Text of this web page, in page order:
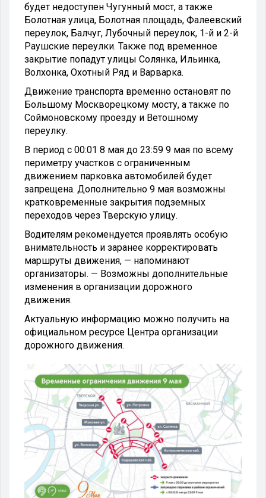
будет недоступен Чугунный мост, а также
Болотная улица, Болотная площадь, Фалеевский
переулок, Балчуг, Лубочный переулок, 1-й и 2-й
Раушские переулки. Также под временное
закрытие попадут улицы Солянка, Ильинка,
Волхонка, Охотный Ряд и Варварка.
Движение транспорта временно остановят по
Большому Москворецкому мосту, а также по
Соймоновскому проезду и Ветошному
переулку.
В период с 00:01 8 мая до 23:59 9 мая по всему
периметру участков с ограниченным
движением парковка автомобилей будет
запрещена. Дополнительно 9 мая возможны
кратковременные закрытия подземных
переходов через Тверскую улицу.
Водителям рекомендуется проявлять особую
внимательность и заранее корректировать
маршруты движения, — напоминают
организаторы. — Возможны дополнительные
изменения в организации дорожного
движения.
Актуальную информацию можно получить на
официальном ресурсе Центра организации
дорожного движения.